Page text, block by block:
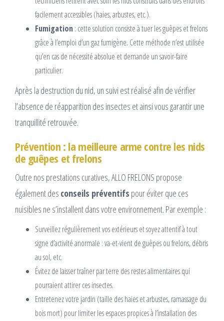
facilement accessibles (haies, arbustes, etc.).
Fumigation : cette solution consiste à tuer les guêpes et frelons
grâce à l’emploi d’un gaz fumigène. Cette méthode n’est utilisée
qu’en cas de nécessité absolue et demande un savoir-faire
particulier.
Après la destruction du nid, un suivi est réalisé afin de vérifier
l’absence de réapparition des insectes et ainsi vous garantir une
tranquillité retrouvée.
Prévention : la meilleure arme contre les nids
de guêpes et frelons
Outre nos prestations curatives, ALLO FRELONS propose
également des conseils préventifs pour éviter que ces
nuisibles ne s’installent dans votre environnement. Par exemple :
Surveillez régulièrement vos extérieurs et soyez attentif à tout
signe d’activité anormale : va-et-vient de guêpes ou frelons, débris
au sol, etc.
Évitez de laisser traîner par terre des restes alimentaires qui
pourraient attirer ces insectes.
Entretenez votre jardin (taille des haies et arbustes, ramassage du
bois mort) pour limiter les espaces propices à l’installation des